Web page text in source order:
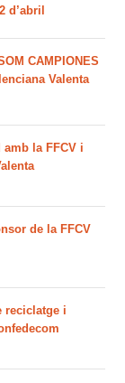
d’abril
CAMPIONES
Valenta
la FFCV i
de la FFCV
reciclatge i